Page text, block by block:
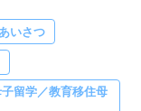
いさつ
留学／教育移住母